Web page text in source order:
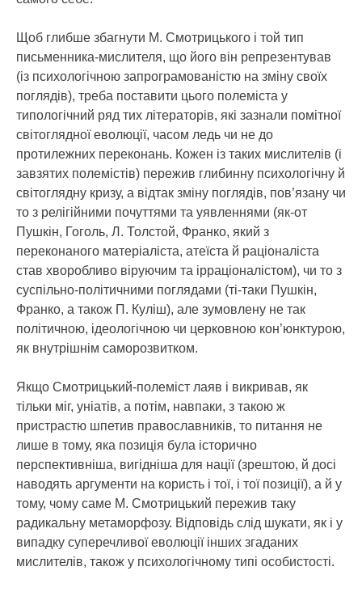
Щоб глибше збагнути М. Смотрицького і той тип
письменника-мислителя, що його він репрезентував
(із психологічною запрограмованістю на зміну своїх
поглядів), треба поставити цього полеміста у
типологічний ряд тих літераторів, які зазнали помітної
світоглядної еволюції, часом ледь чи не до
протилежних переконань. Кожен із таких мислителів (і
завзятих полемістів) пережив глибинну психологічну й
світоглядну кризу, а відтак зміну поглядів, пов’язану чи
то з релігійними почуттями та уявленнями (як-от
Пушкін, Гоголь, Л. Толстой, Франко, який з
переконаного матеріаліста, атеїста й раціоналіста
став хворобливо віруючим та ірраціоналістом), чи то з
суспільно-політичними поглядами (ті-таки Пушкін,
Франко, а також П. Куліш), але зумовлену не так
політичною, ідеологічною чи церковною кон’юнктурою,
як внутрішнім саморозвитком.
Якщо Смотрицький-полеміст лаяв і викривав, як
тільки міг, уніатів, а потім, навпаки, з такою ж
пристрастю шпетив православників, то питання не
лише в тому, яка позиція була історично
перспективніша, вигідніша для нації (зрештою, й досі
наводять аргументи на користь і тої, і тої позиції), а й у
тому, чому саме М. Смотрицький пережив таку
радикальну метаморфозу. Відповідь слід шукати, як і у
випадку суперечливої еволюції інших згаданих
мислителів, також у психологічному типі особистості.